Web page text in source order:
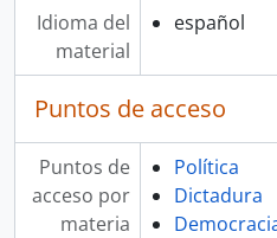
Idioma del
material
español
Puntos de acceso
Puntos de
acceso por
materia
Política
Dictadura